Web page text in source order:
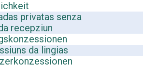
privatas senza
recepziun
da lingias